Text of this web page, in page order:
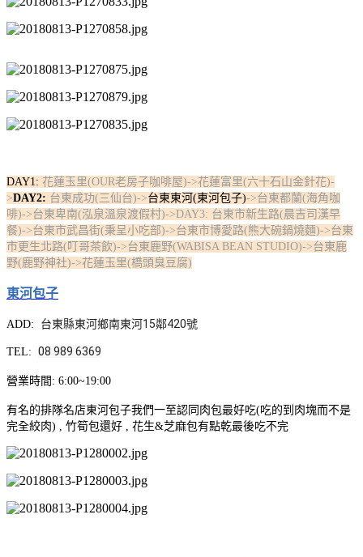
DAY1: 花蓮玉里(OUR老房子咖啡屋)->花蓮富里(六十石山金針花)-
>DAY2: 台東成功(三仙台)->台東東河(東河包子)->台東都蘭(海角咖
啡)->台東卑南(泓泉溫泉渡假村)->DAY3: 台東市新生路(晨吉司漢早
餐)->台東市武昌街(秉呈小吃部)->台東市博愛路(熊大碗鍋燒麵)->台東
市更生北路(叮哥茶飲)->台東鹿野(WABISA BEAN STUDIO)->台東鹿
野(鹿野神社)->花蓮玉里(橋頭臭豆腐)
東河包子
ADD: 台東縣東河鄉南東河15鄰420號
TEL: 08 989 6369
營業時間: 6:00~19:00
有名的排隊名店東河包子我們一至認同肉包最好吃(吃的到肉塊而不是
完全絞肉) , 竹筍包還好 , 花生&芝麻包有點乾最後吃不完